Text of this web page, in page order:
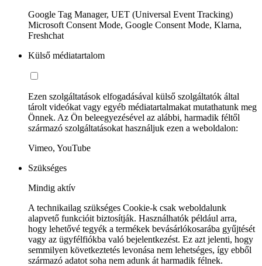
Google Tag Manager, UET (Universal Event Tracking)
Microsoft Consent Mode, Google Consent Mode, Klarna,
Freshchat
Külső médiatartalom
Ezen szolgáltatások elfogadásával külső szolgáltatók által
tárolt videókat vagy egyéb médiatartalmakat mutathatunk meg
Önnek. Az Ön beleegyezésével az alábbi, harmadik féltől
származó szolgáltatásokat használjuk ezen a weboldalon:
Vimeo, YouTube
Szükséges
Mindig aktív
A technikailag szükséges Cookie-k csak weboldalunk
alapvető funkcióit biztosítják. Használhatók például arra,
hogy lehetővé tegyék a termékek bevásárlókosarába gyűjtését
vagy az ügyfélfiókba való bejelentkezést. Ez azt jelenti, hogy
semmilyen következtetés levonása nem lehetséges, így ebből
származó adatot soha nem adunk át harmadik félnek.